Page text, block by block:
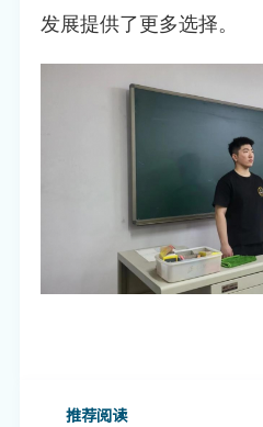
发展提供了更多选择。
推荐阅读